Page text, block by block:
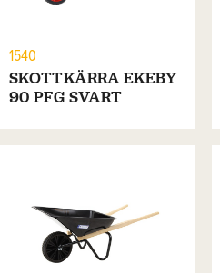
1540
SKOTTKÄRRA EKEBY
90 PFG SVART